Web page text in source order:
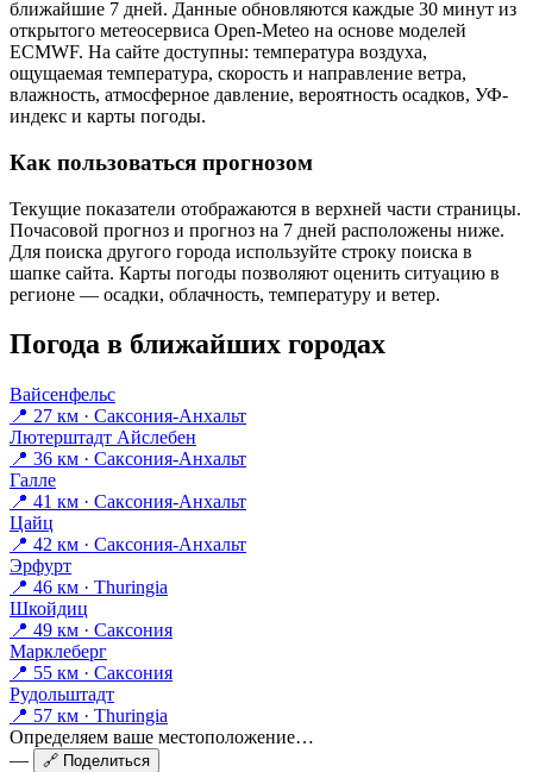
ближайшие 7 дней. Данные обновляются каждые 30 минут из
открытого метеосервиса Open-Meteo на основе моделей
ECMWF. На сайте доступны: температура воздуха,
ощущаемая температура, скорость и направление ветра,
влажность, атмосферное давление, вероятность осадков, УФ-
индекс и карты погоды.
Как пользоваться прогнозом
Текущие показатели отображаются в верхней части страницы.
Почасовой прогноз и прогноз на 7 дней расположены ниже.
Для поиска другого города используйте строку поиска в
шапке сайта. Карты погоды позволяют оценить ситуацию в
регионе — осадки, облачность, температуру и ветер.
Погода в ближайших городах
Вайсенфельс
📍 27 км · Саксония-Анхальт
Лютерштадт Айслебен
📍 36 км · Саксония-Анхальт
Галле
📍 41 км · Саксония-Анхальт
Цайц
📍 42 км · Саксония-Анхальт
Эрфурт
📍 46 км · Thuringia
Шкойдиц
📍 49 км · Саксония
Марклеберг
📍 55 км · Саксония
Рудольштадт
📍 57 км · Thuringia
Определяем ваше местоположение…
—
🔗 Поделиться